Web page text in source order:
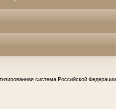
система Российской